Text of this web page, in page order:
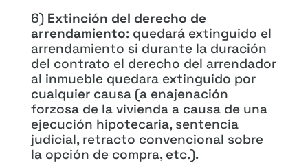
6) Extinción del derecho de
arrendamiento: quedará extinguido el
arrendamiento si durante la duración
del contrato el derecho del arrendador
al inmueble quedara extinguido por
cualquier causa (a enajenación
forzosa de la vivienda a causa de una
ejecución hipotecaria, sentencia
judicial, retracto convencional sobre
la opción de compra, etc.).